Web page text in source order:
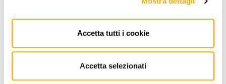
Accetta tutti i cookie
Accetta selezionati